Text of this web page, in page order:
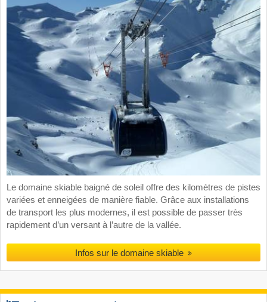
Le domaine skiable baigné de soleil offre des kilomètres de pistes
variées et enneigées de manière fiable. Grâce aux installations
de transport les plus modernes, il est possible de passer très
rapidement d’un versant à l’autre de la vallée.
Infos sur le domaine skiable